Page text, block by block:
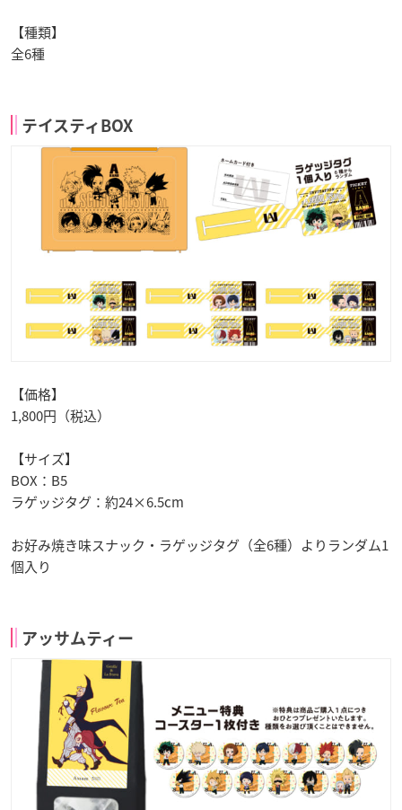
【種類】
全6種
テイスティBOX
【価格】
1,800円（税込）
【サイズ】
BOX：B5
ラゲッジタグ：約24×6.5cm
お好み焼き味スナック・ラゲッジタグ（全6種）よりランダム1
個入り
アッサムティー